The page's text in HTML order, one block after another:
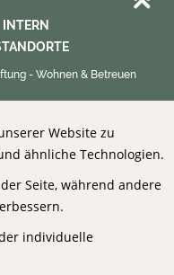
- Wohnen & Betreuen
INTERN
Website zu
ähnliche Technologien.
Seite, während andere
individuelle